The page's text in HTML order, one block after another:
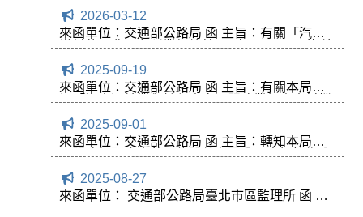
2026-03-12
來函單位：交通部公路局 函 主旨：有關「汽車
燃料使用費」名稱業經總統114年12月19日華 總
養護安 全管理費」,敬請轉知所屬會員,請查照。
2025-09-19
來函單位：交通部公路局 函 主旨：有關本局擬
訂「汽車運輸業與計程車客運服務業個人資料檔
案，請貴會 (所) 協助檢視，並於114年9月30日
前回覆相關意見 (逾期視同無意見)，請查照。
2025-09-01
來函單位：交通部公路局 函 主旨：轉知本局監
理服務網配合中華電信股份有限公司資訊技術分
至114年9月7日12時及114年9月7日13時至17時
30分中斷服務，請轉知所屬會員知悉，請查照。
2025-08-27
來函單位： 交通部公路局臺北市區監理所 函 主
旨：有關定型化契約之爭議解決，業者和消費者